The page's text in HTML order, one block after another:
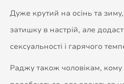
Дуже крутий на осінь та зиму,
затишку в настрій, але
сексуальності і гарячого
Раджу також чоловікам,